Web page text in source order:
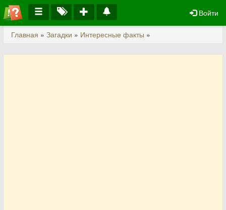
Войти
Главная » Загадки » Интересные факты »